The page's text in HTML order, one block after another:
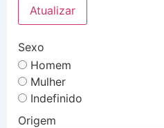
Atualizar
Sexo
Homem
Mulher
Indefinido
Origem